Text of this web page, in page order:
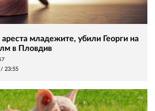
младежите, убили Георги на
в Пловдив
/ 23:55